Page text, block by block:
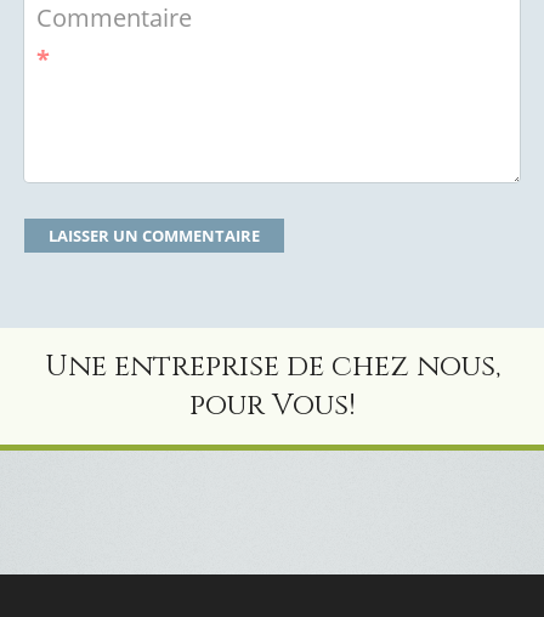
Commentaire
*
Une entreprise de chez nous,
pour Vous!